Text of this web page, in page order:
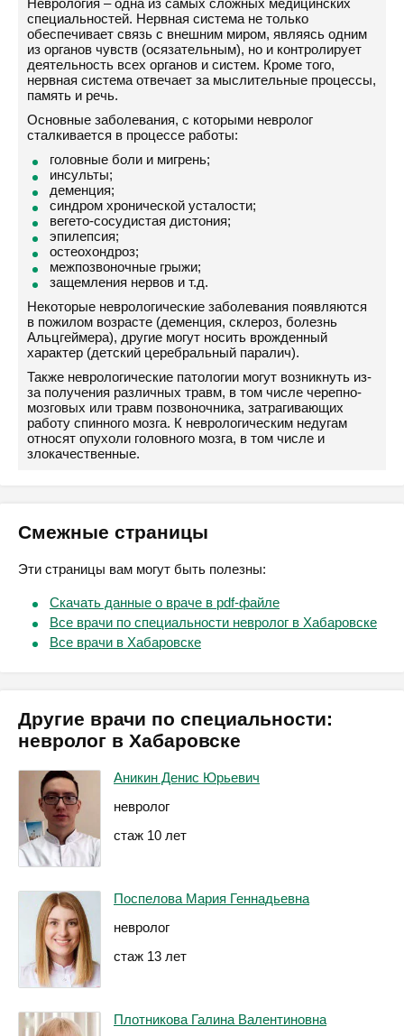
Неврология – одна из самых сложных медицинских
специальностей. Нервная система не только
обеспечивает связь с внешним миром, являясь одним
из органов чувств (осязательным), но и контролирует
деятельность всех органов и систем. Кроме того,
нервная система отвечает за мыслительные процессы,
память и речь.
Основные заболевания, с которыми невролог
сталкивается в процессе работы:
головные боли и мигрень;
инсульты;
деменция;
синдром хронической усталости;
вегето-сосудистая дистония;
эпилепсия;
остеохондроз;
межпозвоночные грыжи;
защемления нервов и т.д.
Некоторые неврологические заболевания появляются
в пожилом возрасте (деменция, склероз, болезнь
Альцгеймера), другие могут носить врожденный
характер (детский церебральный паралич).
Также неврологические патологии могут возникнуть из-
за получения различных травм, в том числе черепно-
мозговых или травм позвоночника, затрагивающих
работу спинного мозга. К неврологическим недугам
относят опухоли головного мозга, в том числе и
злокачественные.
Смежные страницы
Эти страницы вам могут быть полезны:
Скачать данные о враче в pdf-файле
Все врачи по специальности невролог в Хабаровске
Все врачи в Хабаровске
Другие врачи по специальности:
невролог в Хабаровске
Аникин Денис Юрьевич
невролог
стаж 10 лет
Поспелова Мария Геннадьевна
невролог
стаж 13 лет
Плотникова Галина Валентиновна